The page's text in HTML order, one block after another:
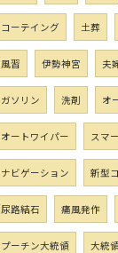
コーテイング 土葬
風習 伊勢神宮 夫
ガソリン 洗剤 オ
オートワイパー スマ
ナビゲーション 新型
尿路結石 痛風発作
プーチン大統領 大統